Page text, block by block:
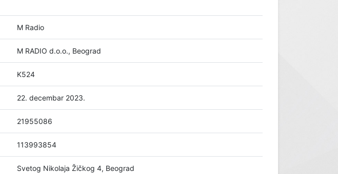
M Radio
M RADIO d.o.o., Beograd
K524
22. decembar 2023.
21955086
113993854
Svetog Nikolaja Žičkog 4, Beograd